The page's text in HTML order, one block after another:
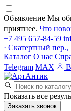
Объявление Мы
приятнее. Что
+7 495 657-84-59
· Скатертный пер.,
Каталог О нас
Telegram MAX
Показать все
Заказать звонок